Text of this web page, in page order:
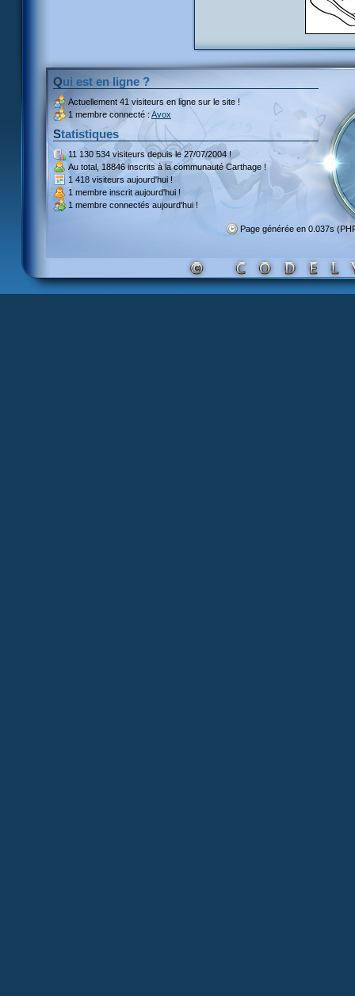
Qui est en ligne ?
Actuellement 41 visiteurs en ligne sur le site !
1 membre connecté :Avox
Statistiques
11 130 534 visiteursdepuis le 27/07/2004 !
Au total, 18846 inscritsà la communauté Carthage !
1 418 visiteurs aujourd'hui !
1 membre inscrit aujourd'hui !
1 membre connectés aujourd'hui !
Page générée en 0.037s